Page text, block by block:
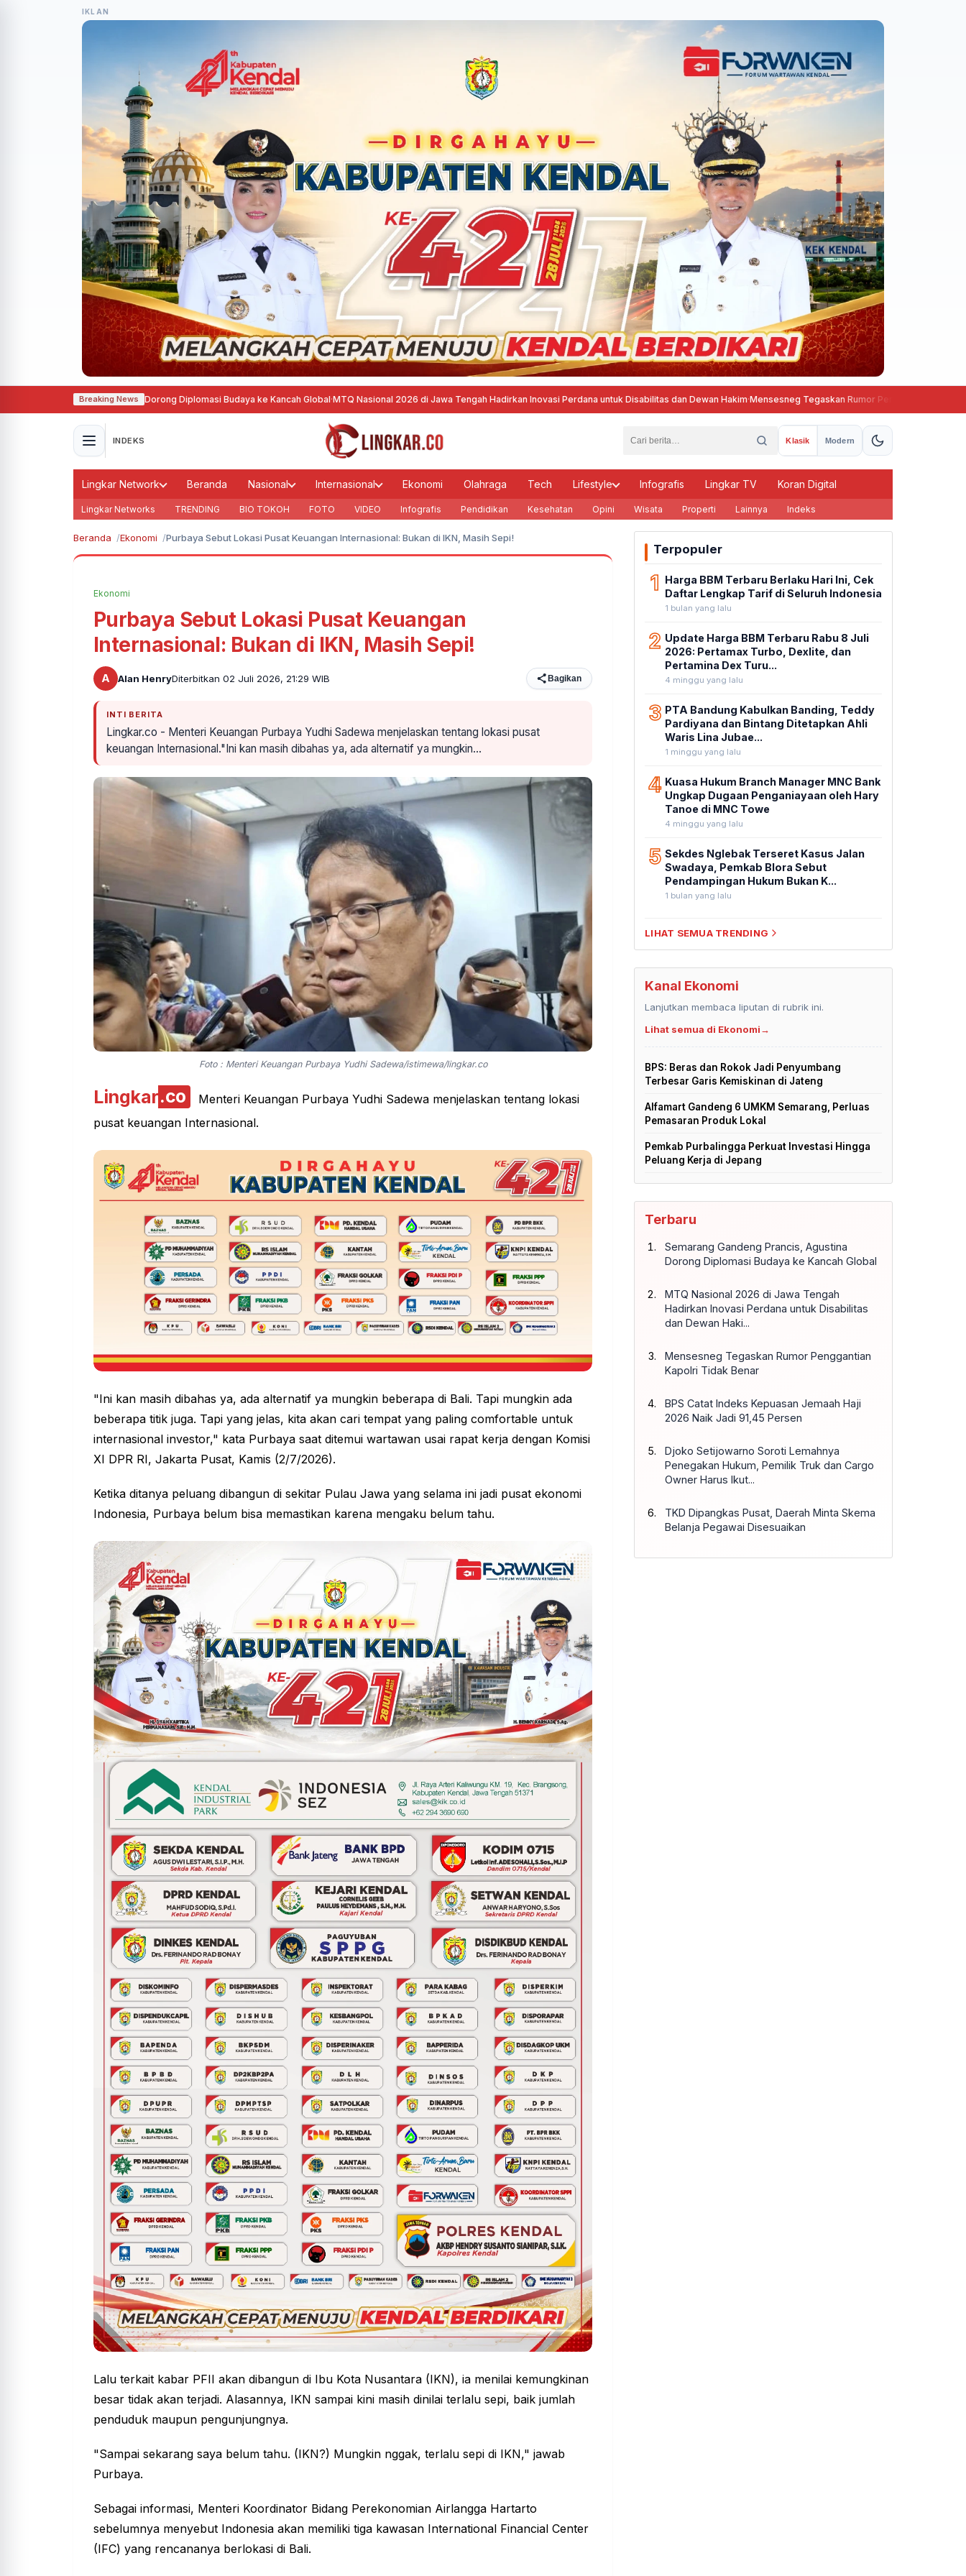
IKLAN
Breaking News
Prancis, Agustina Dorong Diplomasi Budaya ke Kancah Global·MTQ Nasional 2026 di Jawa Tengah Hadirkan Inovasi Perdana untuk Disabilitas dan Dewan Hakim·Mensesneg Tegaskan Rumor Penggantian Kapolri Tidak
INDEKS Klasik Modern
Lingkar Network Beranda Nasional Internasional Ekonomi Olahraga Tech Lifestyle Infografis Lingkar TV Koran Digital
Lingkar Networks TRENDING BIO TOKOH FOTO VIDEO Infografis Pendidikan Kesehatan Opini Wisata Properti Lainnya Indeks
Beranda Ekonomi Purbaya Sebut Lokasi Pusat Keuangan Internasional: Bukan di IKN, Masih Sepi!
Ekonomi
Purbaya Sebut Lokasi Pusat Keuangan
Internasional: Bukan di IKN, Masih Sepi!
A Alan HenryDiterbitkan 02 Juli 2026, 21:29 WIB Bagikan
INTI BERITA
Lingkar.co - Menteri Keuangan Purbaya Yudhi Sadewa menjelaskan tentang lokasi pusat
keuangan Internasional."Ini kan masih dibahas ya, ada alternatif ya mungkin…
Foto : Menteri Keuangan Purbaya Yudhi Sadewa/istimewa/lingkar.co
Lingkar.co
Menteri Keuangan Purbaya Yudhi Sadewa menjelaskan tentang lokasi
pusat keuangan Internasional.
"Ini kan masih dibahas ya, ada alternatif ya mungkin beberapa di Bali. Tapi mungkin ada
beberapa titik juga. Tapi yang jelas, kita akan cari tempat yang paling comfortable untuk
internasional investor," kata Purbaya saat ditemui wartawan usai rapat kerja dengan Komisi
XI DPR RI, Jakarta Pusat, Kamis (2/7/2026).
Ketika ditanya peluang dibangun di sekitar Pulau Jawa yang selama ini jadi pusat ekonomi
Indonesia, Purbaya belum bisa memastikan karena mengaku belum tahu.
Lalu terkait kabar PFII akan dibangun di Ibu Kota Nusantara (IKN), ia menilai kemungkinan
besar tidak akan terjadi. Alasannya, IKN sampai kini masih dinilai terlalu sepi, baik jumlah
penduduk maupun pengunjungnya.
"Sampai sekarang saya belum tahu. (IKN?) Mungkin nggak, terlalu sepi di IKN," jawab
Purbaya.
Sebagai informasi, Menteri Koordinator Bidang Perekonomian Airlangga Hartarto
sebelumnya menyebut Indonesia akan memiliki tiga kawasan International Financial Center
(IFC) yang rencananya berlokasi di Bali.
Terpopuler
1 Harga BBM Terbaru Berlaku Hari Ini, Cek
Daftar Lengkap Tarif di Seluruh Indonesia
1 bulan yang lalu
2 Update Harga BBM Terbaru Rabu 8 Juli
2026: Pertamax Turbo, Dexlite, dan
Pertamina Dex Turu...
4 minggu yang lalu
3 PTA Bandung Kabulkan Banding, Teddy
Pardiyana dan Bintang Ditetapkan Ahli
Waris Lina Jubae...
1 minggu yang lalu
4 Kuasa Hukum Branch Manager MNC Bank
Ungkap Dugaan Penganiayaan oleh Hary
Tanoe di MNC Towe
4 minggu yang lalu
5 Sekdes Nglebak Terseret Kasus Jalan
Swadaya, Pemkab Blora Sebut
Pendampingan Hukum Bukan K...
1 bulan yang lalu
LIHAT SEMUA TRENDING
Kanal Ekonomi
Lanjutkan membaca liputan di rubrik ini.
Lihat semua di Ekonomi→
BPS: Beras dan Rokok Jadi Penyumbang
Terbesar Garis Kemiskinan di Jateng
Alfamart Gandeng 6 UMKM Semarang, Perluas
Pemasaran Produk Lokal
Pemkab Purbalingga Perkuat Investasi Hingga
Peluang Kerja di Jepang
Terbaru
Semarang Gandeng Prancis, Agustina
Dorong Diplomasi Budaya ke Kancah Global
MTQ Nasional 2026 di Jawa Tengah
Hadirkan Inovasi Perdana untuk Disabilitas
dan Dewan Haki...
Mensesneg Tegaskan Rumor Penggantian
Kapolri Tidak Benar
BPS Catat Indeks Kepuasan Jemaah Haji
2026 Naik Jadi 91,45 Persen
Djoko Setijowarno Soroti Lemahnya
Penegakan Hukum, Pemilik Truk dan Cargo
Owner Harus Ikut...
TKD Dipangkas Pusat, Daerah Minta Skema
Belanja Pegawai Disesuaikan